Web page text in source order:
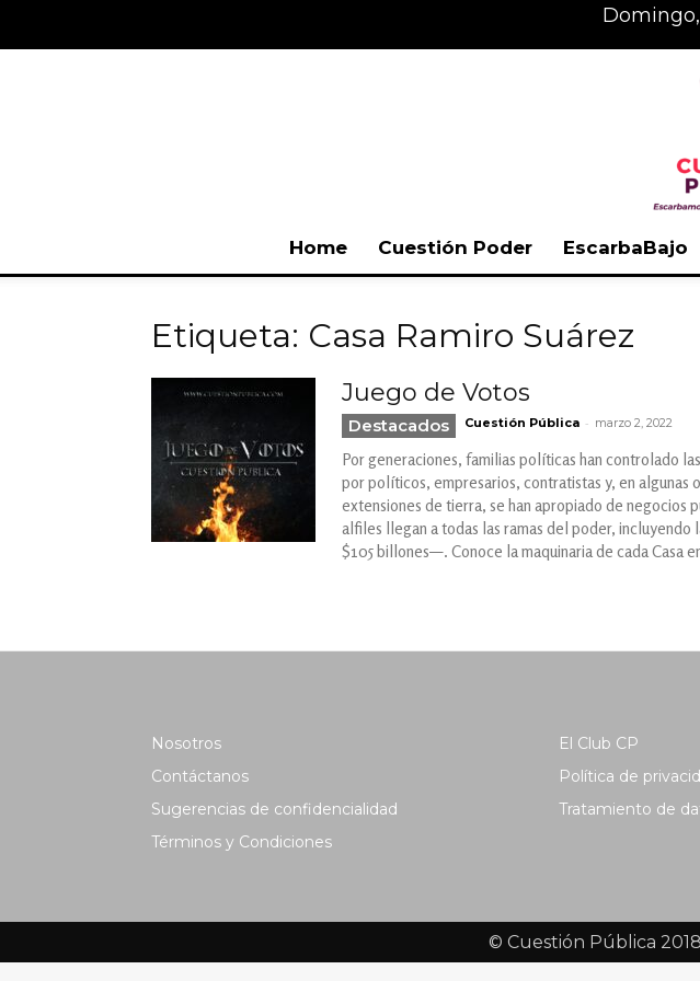
Home Cuestión Poder EscarbaBajo
Etiqueta: Casa Ramiro Suárez
Juego de Votos
Destacados Cuestión Pública - marzo 2, 2022
Por generaciones, familias políticas han controlado
por políticos, empresarios, contratistas y, en algunas
extensiones de tierra, se han apropiado de negocios
alfiles llegan a todas las ramas del poder,
$105 billones—. ​​Conoce la maquinaria de cada Casa
Nosotros
Contáctanos
Sugerencias de confidencialidad
Términos y Condiciones
El Club CP
Política de
Tratamiento de
© Cuestión Pública